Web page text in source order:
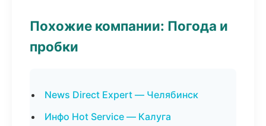
Похожие компании: Погода и
пробки
News Direct Expert — Челябинск
Инфо Hot Service — Калуга